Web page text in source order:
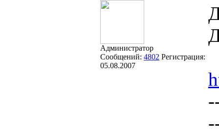
Администратор
Сообщений: 4802 Регистрация:
05.08.2007